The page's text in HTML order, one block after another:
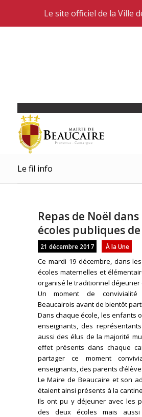
Le fil info
Repas de Noël
écoles publiques
21 décembre 2017 À la Une
Ce mardi 19 décembre, dans
écoles maternelles et
organisé le traditionnel déjeuner
Un moment de convivialité
Beaucairois avant de bientôt
Dans chaque école, les enfants
enseignants, des
aussi des élus de la majorité
effet présents dans chaque
partager ce moment
enseignants, des parents
Le Maire de Beaucaire et son
étaient ainsi présents à la
Ils ont pu y déjeuner avec les
des deux écoles mais
Le site officiel de la Ville